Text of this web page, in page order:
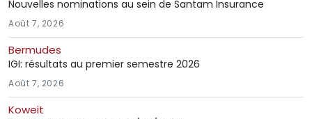
Nouvelles nominations au sein de Santam Insurance
Août 7, 2026
Bermudes
IGI: résultats au premier semestre 2026
Août 7, 2026
Koweit